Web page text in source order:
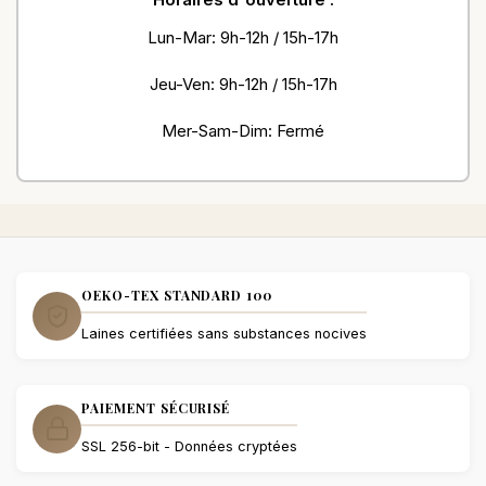
Lun-Mar: 9h-12h / 15h-17h
Jeu-Ven: 9h-12h / 15h-17h
Mer-Sam-Dim: Fermé
OEKO-TEX STANDARD 100
Laines certifiées sans substances nocives
PAIEMENT SÉCURISÉ
SSL 256-bit - Données cryptées